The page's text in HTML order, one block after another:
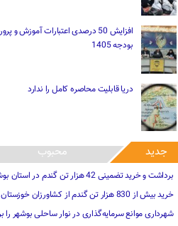
افزایش 50 درصدی اعتبارات آموزش و
بودجه 1405
دریا قابلیت محاصره کامل را ندارد
جدید محبوب
برداشت و خرید تضمینی 42 هزار تن گندم در استان بوشهر
خرید بیش از 830 هزار تن گندم از کشاورزان خوزستان
شهرداری موانع سرمایه‌گذاری در نوار ساحلی بوشهر را